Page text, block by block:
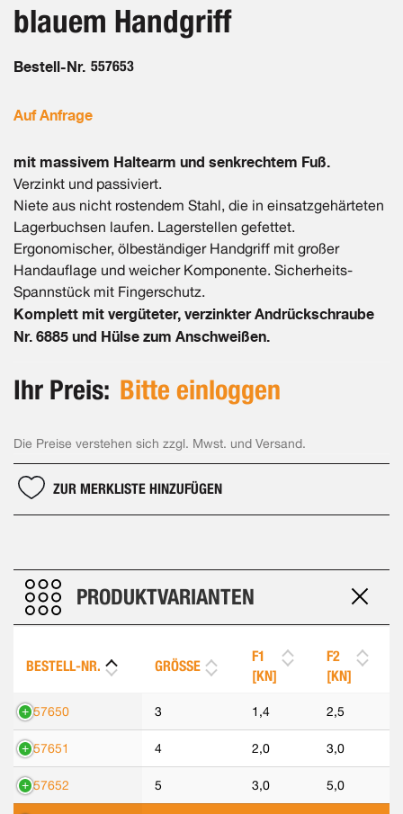
blauem Handgriff
Bestell-Nr. 557653
Auf Anfrage
mit massivem Haltearm und senkrechtem Fuß.
Verzinkt und passiviert.
Niete aus nicht rostendem Stahl, die in einsatzgehärteten
Lagerbuchsen laufen. Lagerstellen gefettet.
Ergonomischer, ölbeständiger Handgriff mit großer
Handauflage und weicher Komponente. Sicherheits-
Spannstück mit Fingerschutz.
Komplett mit vergüteter, verzinkter Andrückschraube
Nr. 6885 und Hülse zum Anschweißen.
Ihr Preis: Bitte einloggen
Die Preise verstehen sich zzgl. Mwst. und Versand.
ZUR MERKLISTE HINZUFÜGEN
PRODUKTVARIANTEN
BESTELL-NR. GRÖSSE
F1
[KN]
F2
[KN]
557650 3 1,4 2,5
557651 4 2,0 3,0
557652 5 3,0 5,0